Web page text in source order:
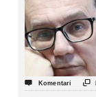
 Komentari 